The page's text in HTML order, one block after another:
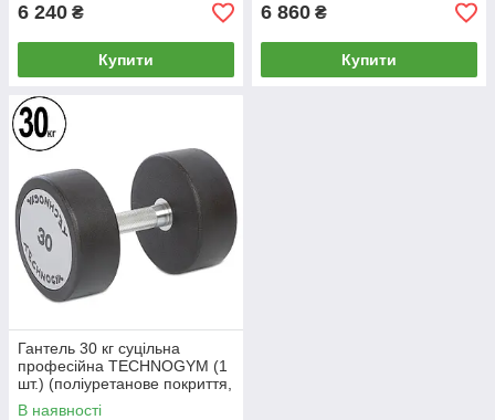
6 240 ₴
Купити
6 860 ₴
Купити
Гантель 30 кг суцільна
професійна TECHNOGYM (1
шт.) (поліуретанове покриття,
вага 30 кг)
В наявності